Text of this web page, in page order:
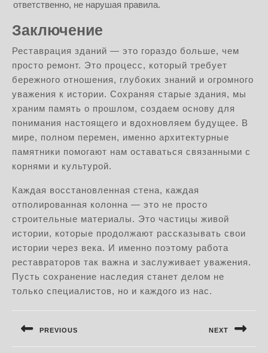
ответственно, не нарушая правила.
Заключение
Реставрация зданий — это гораздо больше, чем
просто ремонт. Это процесс, который требует
бережного отношения, глубоких знаний и огромного
уважения к истории. Сохраняя старые здания, мы
храним память о прошлом, создаем основу для
понимания настоящего и вдохновляем будущее. В
мире, полном перемен, именно архитектурные
памятники помогают нам оставаться связанными с
корнями и культурой.
Каждая восстановленная стена, каждая
отполированная колонна — это не просто
строительные материалы. Это частицы живой
истории, которые продолжают рассказывать свои
истории через века. И именно поэтому работа
реставраторов так важна и заслуживает уважения.
Пусть сохранение наследия станет делом не
только специалистов, но и каждого из нас.
по
PREVIOUS NEXT